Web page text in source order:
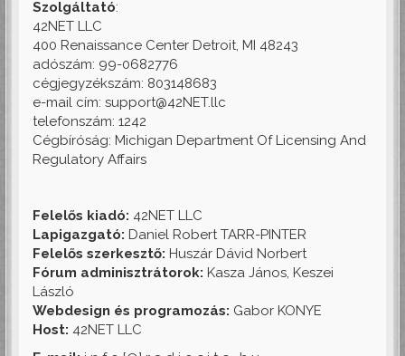
Szolgáltató:
42NET LLC
400 Renaissance Center Detroit, MI 48243
adószám: 99-0682776
cégjegyzékszám: 803148683
e-mail cím: support@42NET.llc
telefonszám: 1242
Cégbíróság: Michigan Department Of Licensing And
Regulatory Affairs
Felelős kiadó: 42NET LLC
Lapigazgató: Daniel Robert TARR-PINTER
Felelős szerkesztő: Huszár Dávid Norbert
Fórum adminisztrátorok: Kasza János, Keszei
László
Webdesign és programozás: Gabor KONYE
Host: 42NET LLC